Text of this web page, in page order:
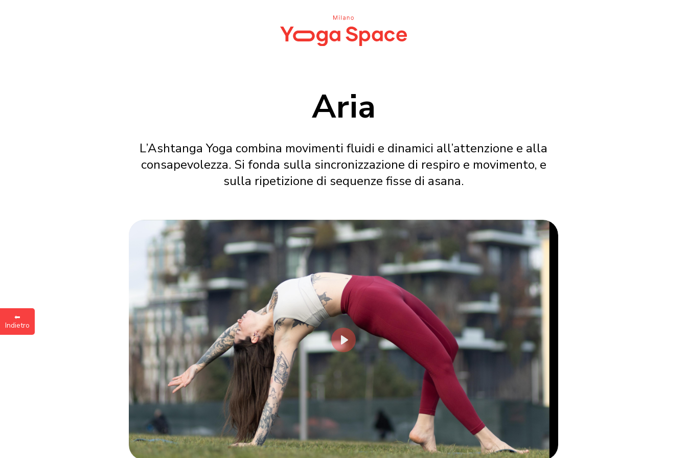
Aria
L’Ashtanga Yoga combina movimenti fluidi e dinamici all’attenzione e alla
consapevolezza. Si fonda sulla sincronizzazione di respiro e movimento, e
sulla ripetizione di sequenze fisse di asana.
Play
Login
Inserisci il tuo indirizzo email MindBody (quello che utilizzi per
acquistare e prenotare le lezioni su milanoyogaspace.com)
⬅︎
Indietro